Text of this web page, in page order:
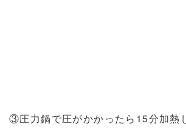
③圧力鍋で圧がかかったら15分加熱